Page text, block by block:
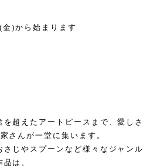
金)から始まります
超えたアートピースまで、愛しさ
さんが一堂に集います。
じやスプーンなど様々なジャンル
は、